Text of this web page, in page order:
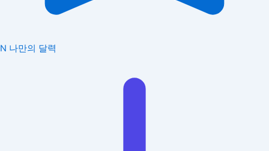
N 나만의 달력